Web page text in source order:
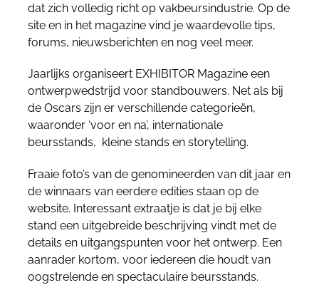
dat zich volledig richt op vakbeursindustrie. Op de
site en in het magazine vind je waardevolle tips,
forums, nieuwsberichten en nog veel meer.
Jaarlijks organiseert EXHIBITOR Magazine een
ontwerpwedstrijd voor standbouwers. Net als bij
de Oscars zijn er verschillende categorieën,
waaronder ‘voor en na’, internationale
beursstands, kleine stands en storytelling.
Fraaie foto’s van de genomineerden van dit jaar en
de winnaars van eerdere edities staan op de
website. Interessant extraatje is dat je bij elke
stand een uitgebreide beschrijving vindt met de
details en uitgangspunten voor het ontwerp. Een
aanrader kortom, voor iedereen die houdt van
oogstrelende en spectaculaire beursstands.